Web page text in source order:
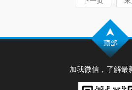
加我微信，了解最